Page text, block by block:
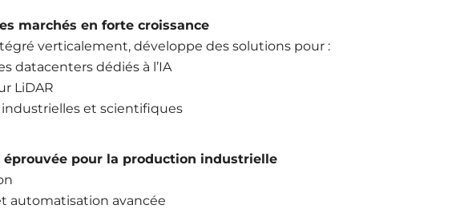
marchés en forte croissance
verticalement, développe des solutions pour :
datacenters dédiés à l’IA
LiDAR
et scientifiques
éprouvée pour la production industrielle
automatisation avancée